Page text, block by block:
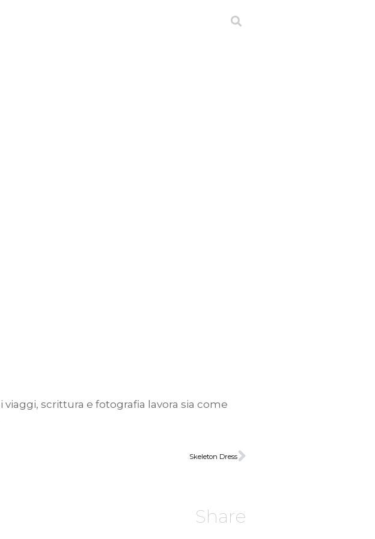
viaggi, scrittura e fotografia lavora sia come
Skeleton Dress
Share